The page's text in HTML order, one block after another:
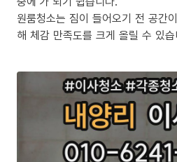
원룸청소는 짐이 들어오기 전 공간
해 체감 만족도를 크게 올릴 수 있습